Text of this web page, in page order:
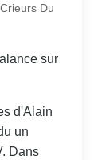
Du
sur
d'Alain
un
Dans